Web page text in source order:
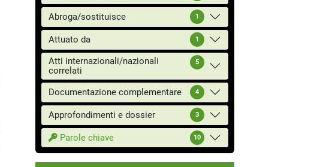
Abroga/sostituisce 1
Attuato da 1
Atti internazionali/nazionali
correlati
5
Documentazione complementare 4
Approfondimenti e dossier 3
Parole chiave 10